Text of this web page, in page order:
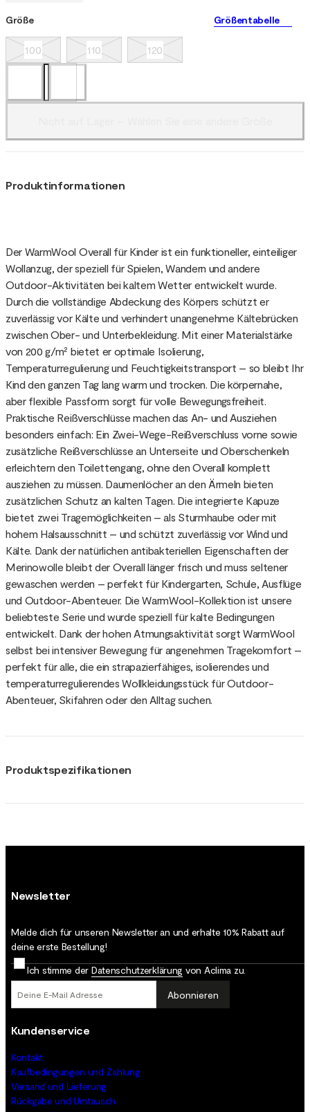
Größe Größentabelle
100 110 120
Produktinformationen
Der WarmWool Overall für Kinder ist ein funktioneller, einteiliger
Wollanzug, der speziell für Spielen, Wandern und andere
Outdoor-Aktivitäten bei kaltem Wetter entwickelt wurde.
Durch die vollständige Abdeckung des Körpers schützt er
zuverlässig vor Kälte und verhindert unangenehme Kältebrücken
zwischen Ober- und Unterbekleidung. Mit einer Materialstärke
von 200 g/m² bietet er optimale Isolierung,
Temperaturregulierung und Feuchtigkeitstransport – so bleibt Ihr
Kind den ganzen Tag lang warm und trocken. Die körpernahe,
aber flexible Passform sorgt für volle Bewegungsfreiheit.
Praktische Reißverschlüsse machen das An- und Ausziehen
besonders einfach: Ein Zwei-Wege-Reißverschluss vorne sowie
zusätzliche Reißverschlüsse an Unterseite und Oberschenkeln
erleichtern den Toilettengang, ohne den Overall komplett
ausziehen zu müssen. Daumenlöcher an den Ärmeln bieten
zusätzlichen Schutz an kalten Tagen. Die integrierte Kapuze
bietet zwei Tragemöglichkeiten – als Sturmhaube oder mit
hohem Halsausschnitt – und schützt zuverlässig vor Wind und
Kälte. Dank der natürlichen antibakteriellen Eigenschaften der
Merinowolle bleibt der Overall länger frisch und muss seltener
gewaschen werden – perfekt für Kindergarten, Schule, Ausflüge
und Outdoor-Abenteuer. Die WarmWool-Kollektion ist unsere
beliebteste Serie und wurde speziell für kalte Bedingungen
entwickelt. Dank der hohen Atmungsaktivität sorgt WarmWool
selbst bei intensiver Bewegung für angenehmen Tragekomfort –
perfekt für alle, die ein strapazierfähiges, isolierendes und
temperaturregulierendes Wollkleidungsstück für Outdoor-
Abenteuer, Skifahren oder den Alltag suchen.
Produktspezifikationen
Newsletter
Melde dich für unseren Newsletter an und erhalte 10% Rabatt auf
deine erste Bestellung!
Ich stimme der Datenschutz­erklärung von Aclima zu.
Abonnieren
Kundenservice
Kontakt
Kaufbedingungen und Zahlung
Versand und Lieferung
Rückgabe und Umtausch